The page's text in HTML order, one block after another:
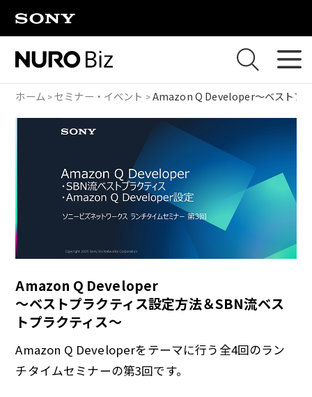
ホーム セミナー・イベント Amazon Q Developer～ベストプ
Amazon Q Developer
～ベストプラクティス設定方法＆SBN流ベス
トプラクティス～
Amazon Q Developerをテーマに行う全4回のラン
チタイムセミナーの第3回です。